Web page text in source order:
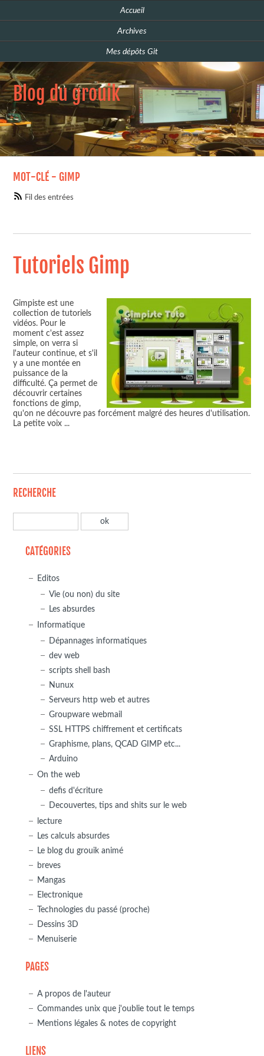
Accueil
Archives
Mes dépôts Git
Blog du grouik
MOT-CLÉ - GIMP
Fil des entrées
Tutoriels Gimp
Gimpiste est une
collection de tutoriels
vidéos. Pour le
moment c'est assez
simple, on verra si
l'auteur continue, et s'il
y a une montée en
puissance de la
difficulté. Ça permet de
découvrir certaines
fonctions de gimp,
qu'on ne découvre pas forcément malgré des heures d'utilisation.
La petite voix ...
RECHERCHE
CATÉGORIES
Editos
Vie (ou non) du site
Les absurdes
Informatique
Dépannages informatiques
dev web
scripts shell bash
Nunux
Serveurs http web et autres
Groupware webmail
SSL HTTPS chiffrement et certificats
Graphisme, plans, QCAD GIMP etc...
Arduino
On the web
defis d'écriture
Decouvertes, tips and shits sur le web
lecture
Les calculs absurdes
Le blog du grouik animé
breves
Mangas
Electronique
Technologies du passé (proche)
Dessins 3D
Menuiserie
PAGES
A propos de l'auteur
Commandes unix que j'oublie tout le temps
Mentions légales & notes de copyright
LIENS